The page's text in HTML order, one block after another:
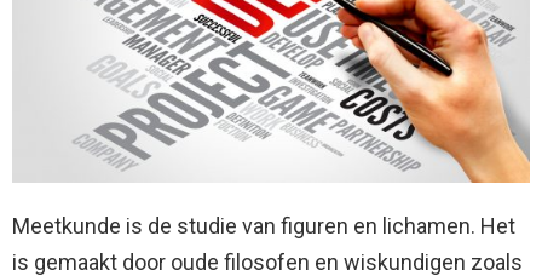
Meetkunde is de studie van figuren en lichamen. Het
is gemaakt door oude filosofen en wiskundigen zoals